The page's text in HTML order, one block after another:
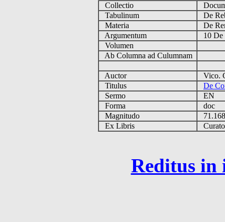
Collectio
Tabulinum
De
Materia
De
Argumentum
10 De
Volumen
Ab Columna ad Culumnam
Auctor
Vico.
Titulus
De
Sermo
EN
Forma
doc
Magnitudo
Ex Libris
Reditus in